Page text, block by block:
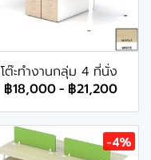
โต๊ะทำงานกลุ่ม 4 ที่นั่ง
฿18,000- ฿21,200
-4%